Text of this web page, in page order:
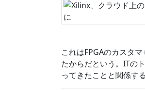
これはFPGAのカスタ
たからだという。ITの
ってきたことと関係す